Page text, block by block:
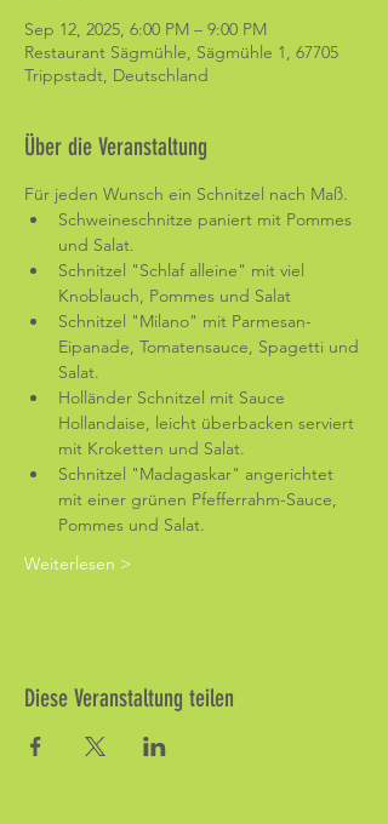
Sep 12, 2025, 6:00 PM – 9:00 PM
Restaurant Sägmühle, Sägmühle 1, 67705
Trippstadt, Deutschland
Über die Veranstaltung
Für jeden Wunsch ein Schnitzel nach Maß.
Schweineschnitze paniert mit Pommes
und Salat.
Schnitzel "Schlaf alleine" mit viel
Knoblauch, Pommes und Salat
Schnitzel "Milano" mit Parmesan-
Eipanade, Tomatensauce, Spagetti und
Salat.
Holländer Schnitzel mit Sauce
Hollandaise, leicht überbacken serviert
mit Kroketten und Salat.
Schnitzel "Madagaskar" angerichtet
mit einer grünen Pfefferrahm-Sauce,
Pommes und Salat.
Weiterlesen >
Diese Veranstaltung teilen